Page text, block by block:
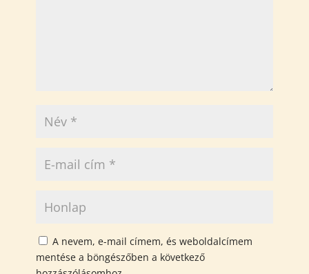
A nevem, e-mail címem, és weboldalcímem
mentése a böngészőben a következő